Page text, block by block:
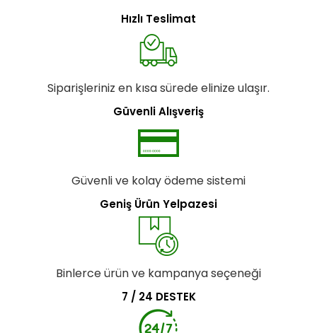
Hızlı Teslimat
Siparişleriniz en kısa sürede elinize ulaşır.
Güvenli Alışveriş
Güvenli ve kolay ödeme sistemi
Geniş Ürün Yelpazesi
Binlerce ürün ve kampanya seçeneği
7 / 24 DESTEK